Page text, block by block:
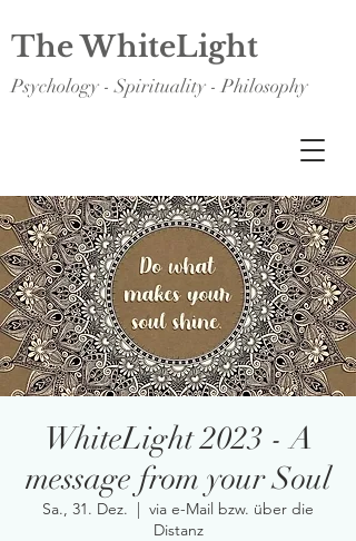
The WhiteLight
Psychology - Spirituality - Philosophy
WhiteLight 2023 - A
message from your Soul
Sa., 31. Dez.
  |
via e-Mail bzw. über die
Distanz